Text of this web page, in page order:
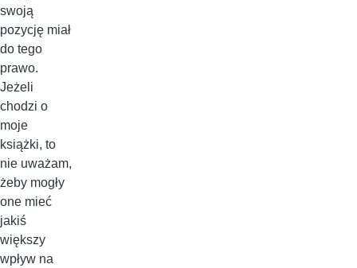
swoją
pozycję miał
do tego
prawo.
Jeżeli
chodzi o
moje
książki, to
nie uważam,
żeby mogły
one mieć
jakiś
większy
wpływ na